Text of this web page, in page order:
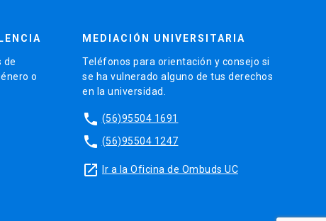
de
o
MEDIACIÓN UNIVERSITARIA
Teléfonos para orientación y consejo si
se ha vulnerado alguno de tus derechos
en la universidad.
phone (56)95504 1691
phone (56)95504 1247
launch Ir a la Oficina de Ombuds UC